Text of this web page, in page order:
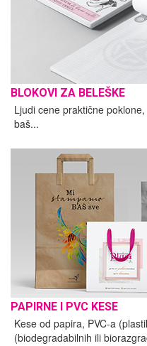
BLOKOVI ZA BELEŠKE
Ljudi cene praktične
baš...
PAPIRNE I PVC KESE
Kese od papira, PVC-a
(biodegradabilnih ili